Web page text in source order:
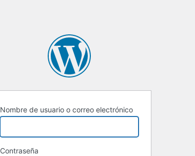
Nombre de usuario o correo electrónico
Contraseña